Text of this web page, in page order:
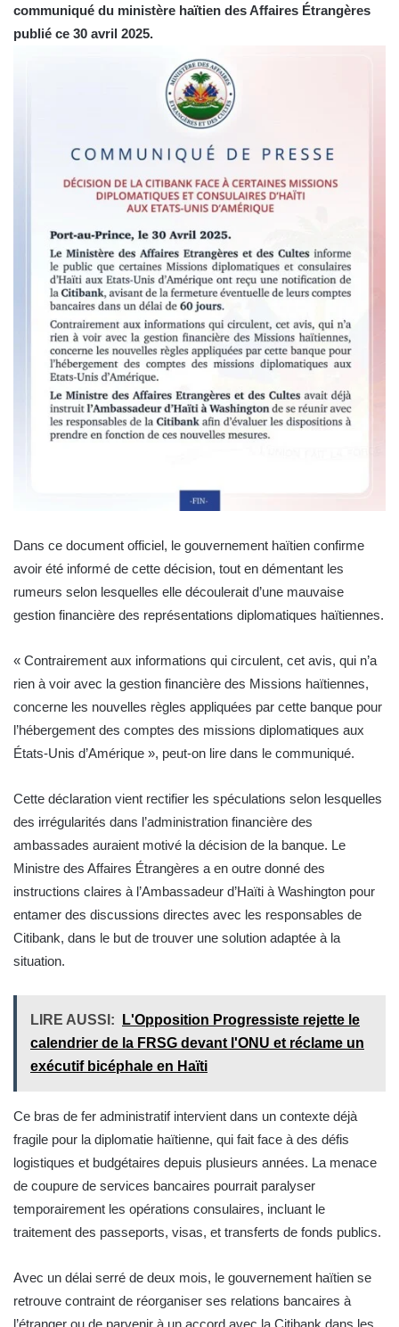
communiqué du ministère haïtien des Affaires Étrangères
publié ce 30 avril 2025.
Dans ce document officiel, le gouvernement haïtien confirme
avoir été informé de cette décision, tout en démentant les
rumeurs selon lesquelles elle découlerait d’une mauvaise
gestion financière des représentations diplomatiques haïtiennes.
« Contrairement aux informations qui circulent, cet avis, qui n’a
rien à voir avec la gestion financière des Missions haïtiennes,
concerne les nouvelles règles appliquées par cette banque pour
l’hébergement des comptes des missions diplomatiques aux
États-Unis d’Amérique », peut-on lire dans le communiqué.
Cette déclaration vient rectifier les spéculations selon lesquelles
des irrégularités dans l’administration financière des
ambassades auraient motivé la décision de la banque. Le
Ministre des Affaires Étrangères a en outre donné des
instructions claires à l’Ambassadeur d’Haïti à Washington pour
entamer des discussions directes avec les responsables de
Citibank, dans le but de trouver une solution adaptée à la
situation.
LIRE AUSSI:
L'Opposition Progressiste rejette le
calendrier de la FRSG devant l'ONU et réclame un
exécutif bicéphale en Haïti
Ce bras de fer administratif intervient dans un contexte déjà
fragile pour la diplomatie haïtienne, qui fait face à des défis
logistiques et budgétaires depuis plusieurs années. La menace
de coupure de services bancaires pourrait paralyser
temporairement les opérations consulaires, incluant le
traitement des passeports, visas, et transferts de fonds publics.
Avec un délai serré de deux mois, le gouvernement haïtien se
retrouve contraint de réorganiser ses relations bancaires à